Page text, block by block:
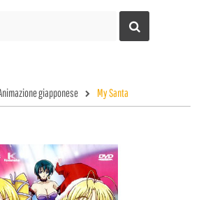
giapponese My Santa